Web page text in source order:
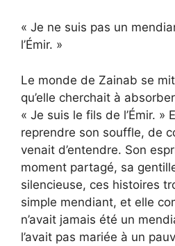
« Je ne suis pas un
l’Émir. »
Le monde de Zainab se
qu’elle cherchait à
« Je suis le fils de l’Émir. »
reprendre son souffle, de
venait d’entendre. Son
moment partagé, sa
silencieuse, ces histoires
simple mendiant, et elle
n’avait jamais été un
l’avait pas mariée à un